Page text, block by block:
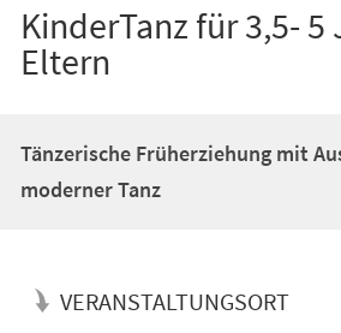
KinderTanz für 3,5-
Eltern
Tänzerische Früherziehung mit
moderner Tanz
VERANSTALTUNGSORT